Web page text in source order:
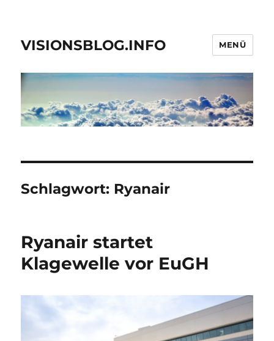
VISIONSBLOG.INFO MENÜ
Schlagwort: Ryanair
Ryanair startet
Klagewelle vor EuGH